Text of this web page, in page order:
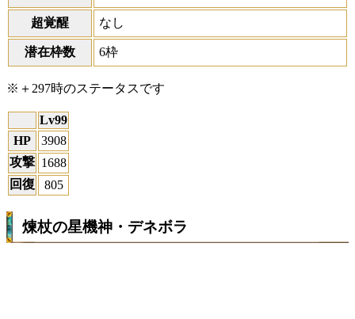
超覚醒 なし
潜在枠数 6枠
※＋297時のステータスです
Lv99
HP
3908
攻撃 1688
回復
805
煉杖の星機神・デネボラ